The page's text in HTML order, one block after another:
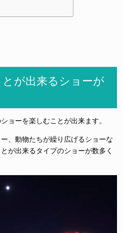
が出来るショーが
ョーを楽しむことが出来ます。
、動物たちが繰り広げるショーな
が出来るタイプのショーが数多く